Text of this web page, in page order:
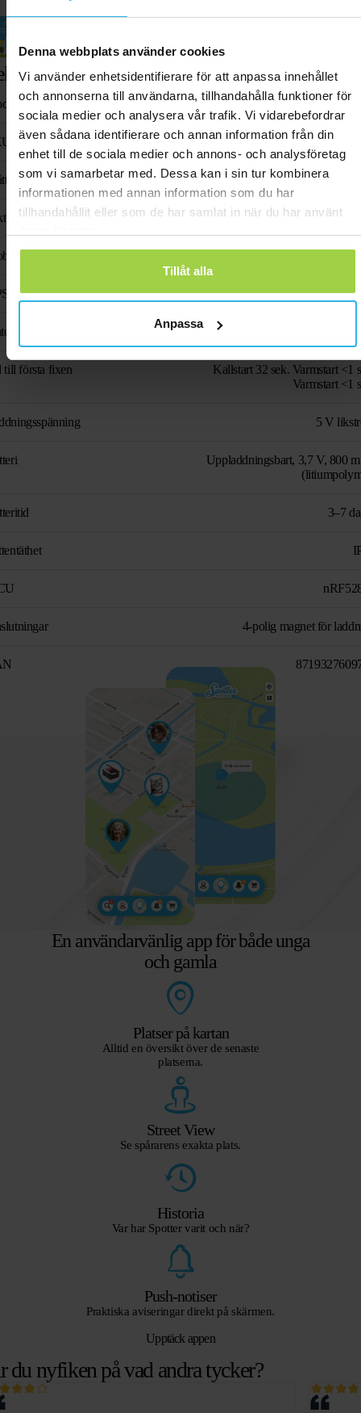
Denna webbplats använder cookies
Vi använder enhetsidentifierare för att anpassa innehållet
och annonserna till användarna, tillhandahålla funktioner för
sociala medier och analysera vår trafik. Vi vidarebefordrar
även sådana identifierare och annan information från din
enhet till de sociala medier och annons- och analysföretag
som vi samarbetar med. Dessa kan i sin tur kombinera
informationen med annan information som du har
tillhandahållit eller som de har samlat in när du har använt
Tillåt alla
Anpassa
specifikationer
Animal
SP-
61 mm x 35 mm x 16
38
chip
till första fixen
Kallstart 32 sek. Varmstart <1
Varmstart <1
5 V
Uppladdningsbart, 3,7 V, 800
3–7
4-polig magnet för
En användarvänlig app för både unga
och gamla
Platser på kartan
Alltid en översikt över de senaste
platserna.
Street View
Se spårarens exakta plats.
Historia
Var har Spotter varit och när?
Push-notiser
Praktiska aviseringar direkt på skärmen.
Upptäck appen
du nyfiken på vad andra tycker?